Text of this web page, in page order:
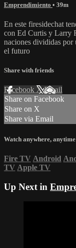
Emprendimiento • 39m
En este firesidechat
con Ed Curtis y Larry
naciones divididas por
el futuro
Share with friends
Facebook XEmail
Share on Facebook
Share on X
Share via Email
Watch anywhere, anytime
Fire TV Android
TV Apple TV
Up Next in